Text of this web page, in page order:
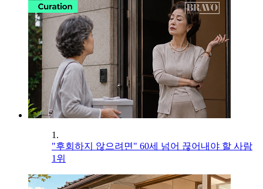
1.
"후회하지 않으려면" 60세 넘어 끊어내야 할 사람
1위